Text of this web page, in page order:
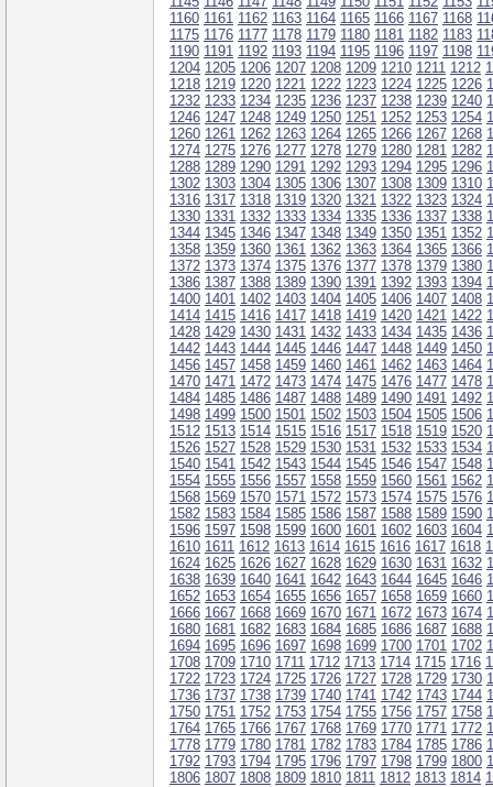
1160 1161 1162 1163 1164 1165 1166 1167 1168
1175 1176 1177 1178 1179 1180 1181 1182 1183
1190 1191 1192 1193 1194 1195 1196 1197 1198
1204 1205 1206 1207 1208 1209 1210 1211 1212
1218 1219 1220 1221 1222 1223 1224 1225 1226
1232 1233 1234 1235 1236 1237 1238 1239 1240
1246 1247 1248 1249 1250 1251 1252 1253 1254
1260 1261 1262 1263 1264 1265 1266 1267 1268
1274 1275 1276 1277 1278 1279 1280 1281 1282
1288 1289 1290 1291 1292 1293 1294 1295 1296
1302 1303 1304 1305 1306 1307 1308 1309 1310
1316 1317 1318 1319 1320 1321 1322 1323 1324
1330 1331 1332 1333 1334 1335 1336 1337 1338
1344 1345 1346 1347 1348 1349 1350 1351 1352
1358 1359 1360 1361 1362 1363 1364 1365 1366
1372 1373 1374 1375 1376 1377 1378 1379 1380
1386 1387 1388 1389 1390 1391 1392 1393 1394
1400 1401 1402 1403 1404 1405 1406 1407 1408
1414 1415 1416 1417 1418 1419 1420 1421 1422
1428 1429 1430 1431 1432 1433 1434 1435 1436
1442 1443 1444 1445 1446 1447 1448 1449 1450
1456 1457 1458 1459 1460 1461 1462 1463 1464
1470 1471 1472 1473 1474 1475 1476 1477 1478
1484 1485 1486 1487 1488 1489 1490 1491 1492
1498 1499 1500 1501 1502 1503 1504 1505 1506
1512 1513 1514 1515 1516 1517 1518 1519 1520
1526 1527 1528 1529 1530 1531 1532 1533 1534
1540 1541 1542 1543 1544 1545 1546 1547 1548
1554 1555 1556 1557 1558 1559 1560 1561 1562
1568 1569 1570 1571 1572 1573 1574 1575 1576
1582 1583 1584 1585 1586 1587 1588 1589 1590
1596 1597 1598 1599 1600 1601 1602 1603 1604
1610 1611 1612 1613 1614 1615 1616 1617 1618
1624 1625 1626 1627 1628 1629 1630 1631 1632
1638 1639 1640 1641 1642 1643 1644 1645 1646
1652 1653 1654 1655 1656 1657 1658 1659 1660
1666 1667 1668 1669 1670 1671 1672 1673 1674
1680 1681 1682 1683 1684 1685 1686 1687 1688
1694 1695 1696 1697 1698 1699 1700 1701 1702
1708 1709 1710 1711 1712 1713 1714 1715 1716
1722 1723 1724 1725 1726 1727 1728 1729 1730
1736 1737 1738 1739 1740 1741 1742 1743 1744
1750 1751 1752 1753 1754 1755 1756 1757 1758
1764 1765 1766 1767 1768 1769 1770 1771 1772
1778 1779 1780 1781 1782 1783 1784 1785 1786
1792 1793 1794 1795 1796 1797 1798 1799 1800
1806 1807 1808 1809 1810 1811 1812 1813 1814